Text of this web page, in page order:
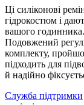
Ці силіконові
гідрокостюм і
вашого
Подовжений
комплекту,
підходить для
й надійно
Служба підтримки